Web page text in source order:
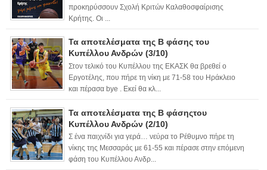
προκηρύσσουν Σχολή Κριτών Καλαθοσφαίρισης
Κρήτης. Οι ...
Τα αποτελέσματα της Β φάσης του
Κυπέλλου Ανδρών (3/10)
Στον τελικό του Κυπέλλου της ΕΚΑΣΚ θα βρεθεί ο
Εργοτέλης, που πήρε τη νίκη με 71-58 του Ηράκλειο
και πέρασα bye . Εκεί θα κλ...
Τα αποτελέσματα της Β φάσηςτου
Κυπέλλου Ανδρών (2/10)
Σ ένα παιχνίδι για γερά… νεύρα το Ρέθυμνο πήρε τη
νίκης της Μεσσαράς με 61-55 και πέρασε στην επόμενη
φάση του Κυπέλλου Ανδρ...